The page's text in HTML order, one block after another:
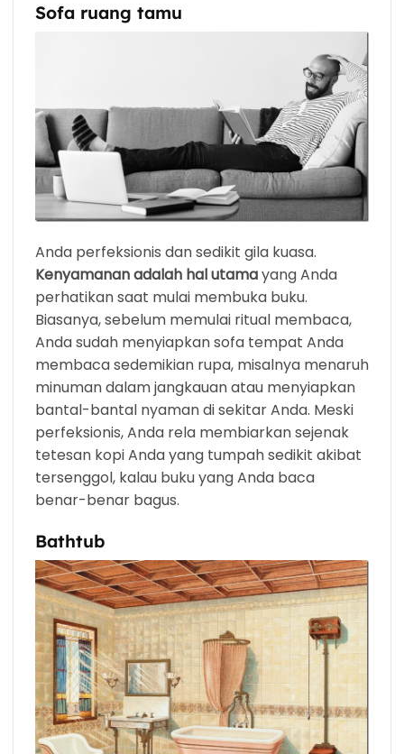
Sofa ruang tamu
Anda perfeksionis dan sedikit gila kuasa.
Kenyamanan adalah hal utamayang Anda
perhatikan saat mulai membuka buku.
Biasanya, sebelum memulai ritual membaca,
Anda sudah menyiapkan sofa tempat Anda
membaca sedemikian rupa, misalnya menaruh
minuman dalam jangkauan atau menyiapkan
bantal-bantal nyaman di sekitar Anda. Meski
perfeksionis, Anda rela membiarkan sejenak
tetesan kopi Anda yang tumpah sedikit akibat
tersenggol, kalau buku yang Anda baca
benar-benar bagus.
Bathtub